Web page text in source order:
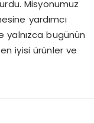
Misyonumuz
yardımcı
yalnızca bugünün
en iyisi ürünler ve